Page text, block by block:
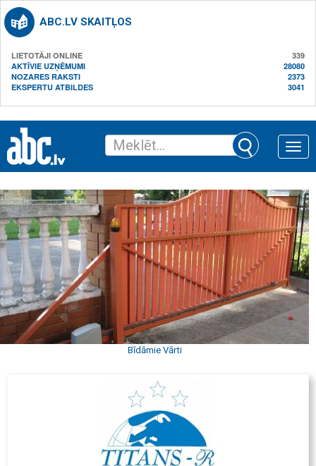
ABC.LV SKAITĻOS
LIETOTĀJI ONLINE
339
AKTĪVIE UZŅĒMUMI
28080
NOZARES RAKSTI
2373
EKSPERTU ATBILDES
3041
Toggle
Bīdāmie Vārti